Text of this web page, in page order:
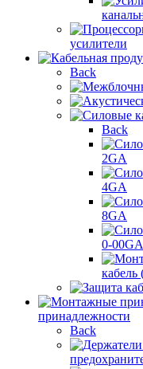
усилители
Back
Back
2GA
4GA
8GA
0-00GA
кабель
принадлежности
Back